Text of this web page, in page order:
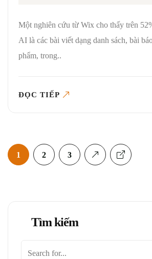
Một nghiên cứu từ Wix cho thấy trên
AI là các bài viết dạng danh sách, bài
phẩm, trong..
ĐỌC TIẾP
1 2 3
Tìm kiếm